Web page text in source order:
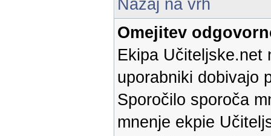
Nazaj na vrh
Omejitev
Ekipa Učiteljske.net
uporabniki dobivajo
Sporočilo sporoča
mnenje ekpie